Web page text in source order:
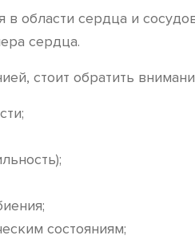
области сердца и
сердца.
стоит обратить
состояниям;